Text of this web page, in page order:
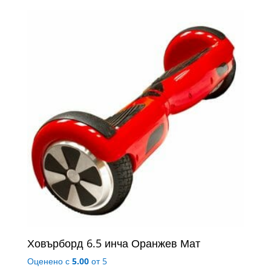
(700.00
Ховърборд 6.5 инча Оранжев Мат
Оценено с 5.00от 5